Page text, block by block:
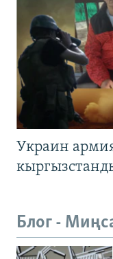
Украин
Блог -